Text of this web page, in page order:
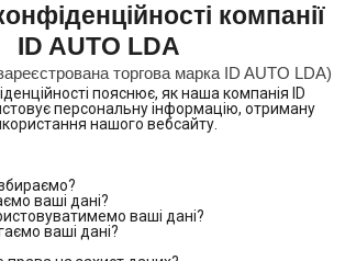
компанії
ID AUTO LDA
торгова марка ID AUTO LDA)
пояснює, як наша компанія ID
персональну інформацію, отриману
нашого вебсайту.
ваші дані?
ваші дані?
ваші дані?